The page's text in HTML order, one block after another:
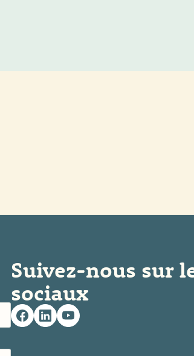
Suivez-nous sur
sociaux